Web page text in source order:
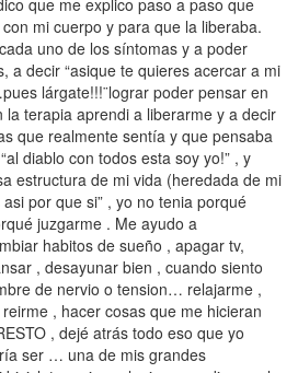
que me explico paso a paso que
mi cuerpo y para que la liberaba.
uno de los síntomas y a poder
a decir “asique te quieres acercar a mi
lárgate!!!¨lograr poder pensar en
la terapia aprendi a liberarme y a decir
que realmente sentía y que pensaba
diablo con todos esta soy yo!” , y
estructura de mi vida (heredada de mi
por que si” , yo no tenia porqué
juzgarme . Me ayudo a
habitos de sueño , apagar tv,
, desayunar bien , cuando siento
de nervio o tension… relajarme ,
, hacer cosas que me hicieran
, dejé atrás todo eso que yo
ser … una de mis grandes